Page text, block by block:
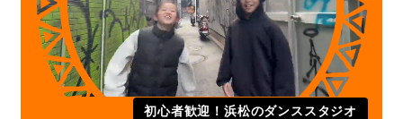
初心者歓迎！浜松のダンススタジオ